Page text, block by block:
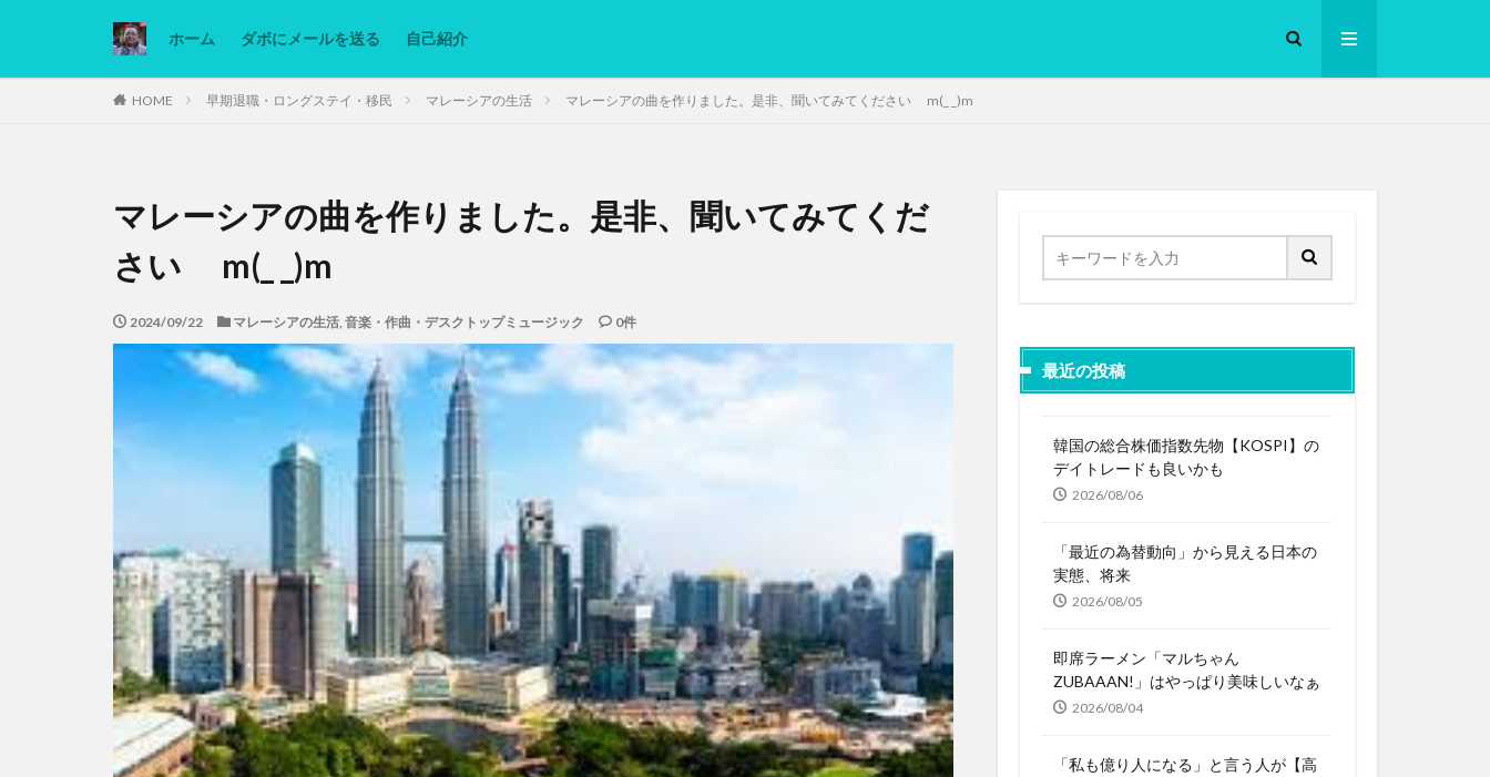
ホーム ダボにメールを送る 自己紹介
HOME 早期退職・ロングステイ・移民 マレーシアの生活 マレーシアの曲を作りました。是非、聞いてみてください m(_ _)m
マレーシアの曲を作りました。是非、聞いてみてくだ
さい m(_ _)m
2024/09/22 マレーシアの生活, 音楽・作曲・デスクトップミュージック 0件
最近の投稿
韓国の総合株価指数先物【KOSPI】の
デイトレードも良いかも
2026/08/06
「最近の為替動向」から見える日本の
実態、将来
2026/08/05
即席ラーメン「マルちゃん
ZUBAAAN!」はやっぱり美味しいなぁ
2026/08/04
「私も億り人になる」と言う人が【高
カテゴリー
Ninjatrader PC グリグリ画像 マレーシア動画 ヨーグルト
低温調理・スロークッカー